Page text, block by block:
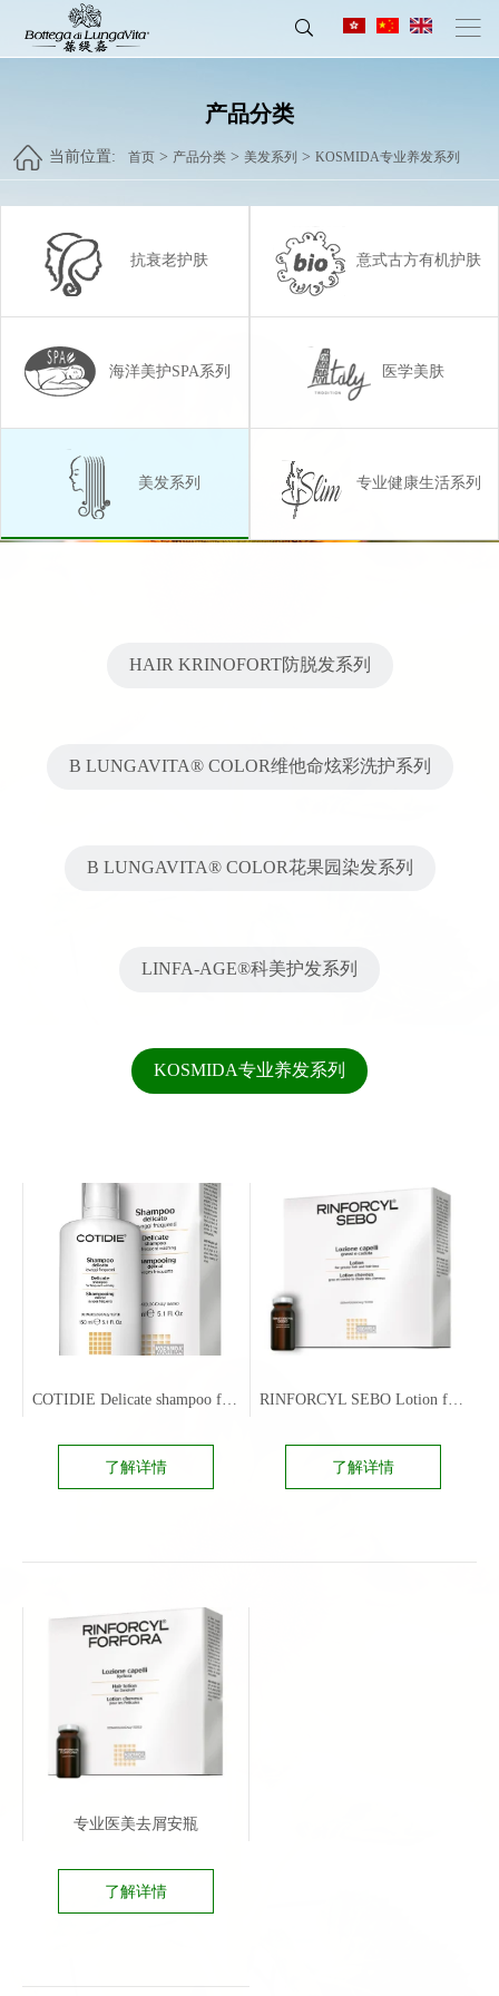
产品分类
当前位置: 首页 > 产品分类 >美发系列 >KOSMIDA专业养发系列
抗衰老护肤 意式古方有机护肤
海洋美护SPA系列 医学美肤
美发系列 专业健康生活系列
HAIR KRINOFORT防脱发系列
B LUNGAVITA® COLOR维他命炫彩洗护系列
B LUNGAVITA® COLOR花果园染发系列
LINFA-AGE®科美护发系列
KOSMIDA专业养发系列
COTIDIE Delicate shampoo for frequent washing
了解详情
RINFORCYL SEBO Lotion for greasy hair and hair loss
了解详情
专业医美去屑安瓶
了解详情